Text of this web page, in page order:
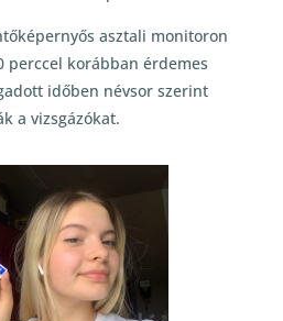
asztali monitoron
perccel korábban érdemes
időben névsor szerint
a vizsgázókat.